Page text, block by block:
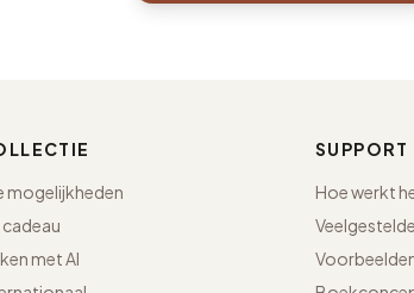
mogelijkheden
cadeau
met AI
SUPPORT
Hoe werkt